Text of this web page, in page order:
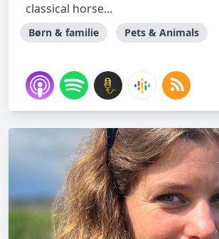
classical horse...
Børn & familie Pets & Animals